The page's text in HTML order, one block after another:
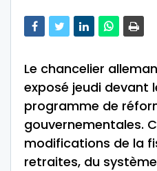
Le chancelier
exposé jeudi devant
programme de
gouvernementales.
modifications de la
retraites, du